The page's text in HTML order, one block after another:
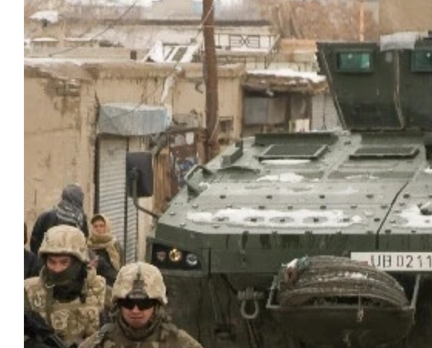
そして、英国から供与されたチャレンジャー２が、重戦車して部隊を強化する
歩兵は「機械化部隊」なので、米から供与されたM2ブラッドレー歩兵戦闘車で随伴する
世界最強戦車の米軍M1エイブラハムス戦車は、この秋からウクライナ最前線に投入される